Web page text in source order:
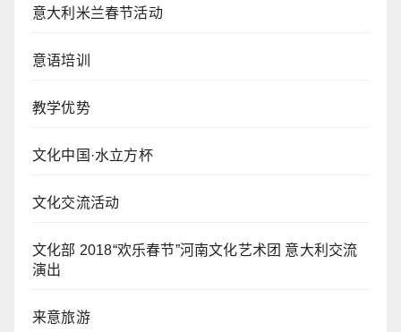
意大利米兰春节活动
意语培训
教学优势
文化中国·水立方杯
文化交流活动
文化部 2018“欢乐春节”河南文化艺术团 意大利交流
演出
来意旅游